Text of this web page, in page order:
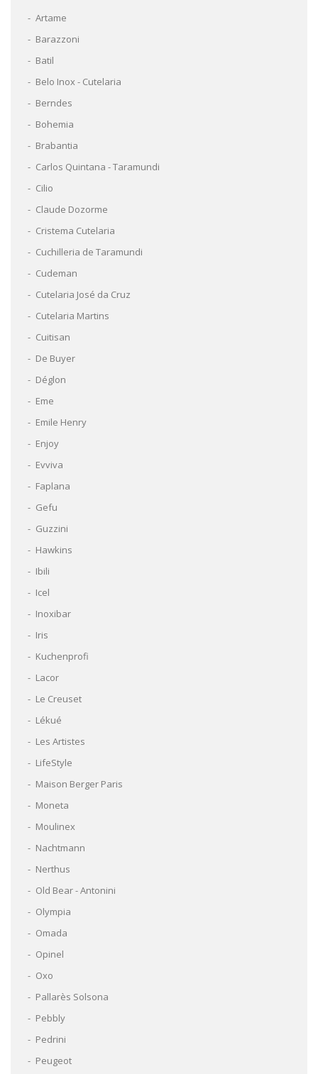
Artame
Barazzoni
Batil
Belo Inox - Cutelaria
Berndes
Bohemia
Brabantia
Carlos Quintana - Taramundi
Cilio
Claude Dozorme
Cristema Cutelaria
Cuchilleria de Taramundi
Cudeman
Cutelaria José da Cruz
Cutelaria Martins
Cuitisan
De Buyer
Déglon
Eme
Emile Henry
Enjoy
Evviva
Faplana
Gefu
Guzzini
Hawkins
Ibili
Icel
Inoxibar
Iris
Kuchenprofi
Lacor
Le Creuset
Lékué
Les Artistes
LifeStyle
Maison Berger Paris
Moneta
Moulinex
Nachtmann
Nerthus
Old Bear - Antonini
Olympia
Omada
Opinel
Oxo
Pallarès Solsona
Pebbly
Pedrini
Peugeot